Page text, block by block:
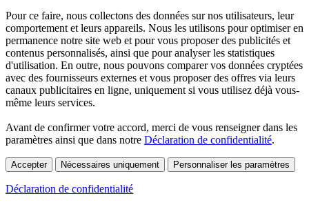
Pour ce faire, nous collectons des données sur nos utilisateurs, leur
comportement et leurs appareils. Nous les utilisons pour optimiser en
permanence notre site web et pour vous proposer des publicités et
contenus personnalisés, ainsi que pour analyser les statistiques
d'utilisation. En outre, nous pouvons comparer vos données cryptées
avec des fournisseurs externes et vous proposer des offres via leurs
canaux publicitaires en ligne, uniquement si vous utilisez déjà vous-
même leurs services.
Avant de confirmer votre accord, merci de vous renseigner dans les
paramètres ainsi que dans notre Déclaration de confidentialité.
Accepter Nécessaires uniquement Personnaliser les paramètres
Déclaration de confidentialité